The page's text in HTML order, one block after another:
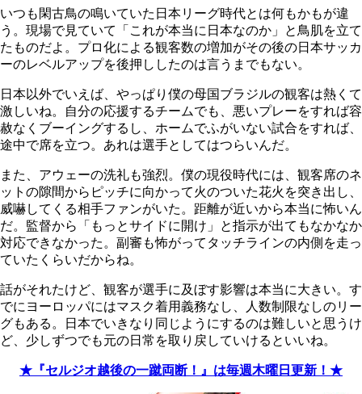
いつも閑古鳥の鳴いていた日本リーグ時代とは何もかもが違
う。現場で見ていて「これが本当に日本なのか」と鳥肌を立て
たものだよ。プロ化による観客数の増加がその後の日本サッカ
ーのレベルアップを後押ししたのは言うまでもない。
日本以外でいえば、やっぱり僕の母国ブラジルの観客は熱くて
激しいね。自分の応援するチームでも、悪いプレーをすれば容
赦なくブーイングするし、ホームでふがいない試合をすれば、
途中で席を立つ。あれは選手としてはつらいんだ。
また、アウェーの洗礼も強烈。僕の現役時代には、観客席のネ
ットの隙間からピッチに向かって火のついた花火を突き出し、
威嚇してくる相手ファンがいた。距離が近いから本当に怖いん
だ。監督から「もっとサイドに開け」と指示が出てもなかなか
対応できなかった。副審も怖がってタッチラインの内側を走っ
ていたくらいだからね。
話がそれたけど、観客が選手に及ぼす影響は本当に大きい。す
でにヨーロッパにはマスク着用義務なし、人数制限なしのリー
グもある。日本でいきなり同じようにするのは難しいと思うけ
ど、少しずつでも元の日常を取り戻していけるといいね。
★『セルジオ越後の一蹴両断！』は毎週木曜日更新！★